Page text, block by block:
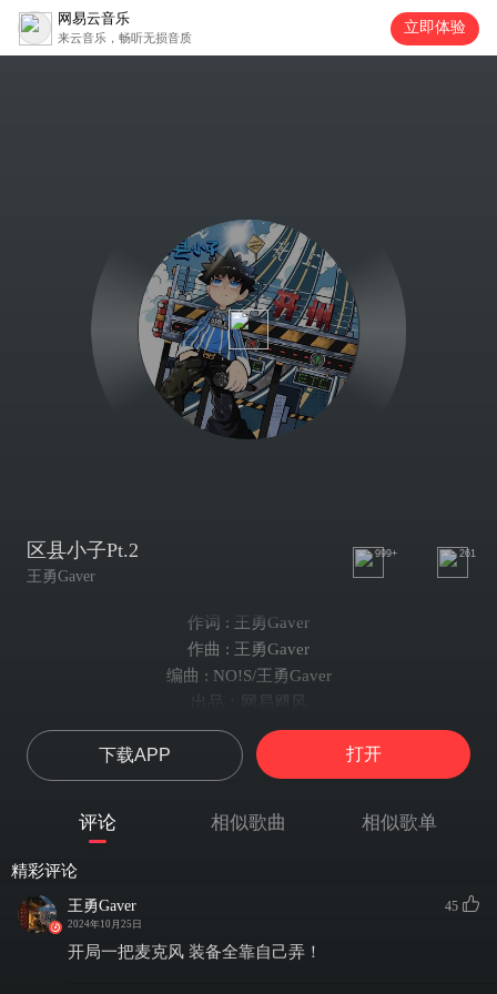
网易云音乐
来云音乐，畅听无损音质
立即体验
区县小子Pt.2
王勇Gaver
999+ 261
作词 : 王勇Gaver
作曲 : 王勇Gaver
编曲 : NO!S/王勇Gaver
出品：网易飓风
营销：网易飓风
Listen MDFK Boyfriend！
For my city
代表重庆市开州
地不怕
下载APP 打开
评论 相似歌曲 相似歌单
精彩评论
王勇Gaver
2024年10月25日
45
开局一把麦克风 装备全靠自己弄！